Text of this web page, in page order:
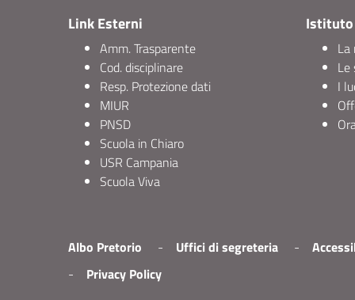
Link Esterni
Amm. Trasparente
Cod. disciplinare
Resp. Protezione dati
MIUR
PNSD
Scuola in Chiaro
USR Campania
Scuola Viva
Istituto
La
I
Albo Pretorio Uffici di segreteria
Privacy Policy